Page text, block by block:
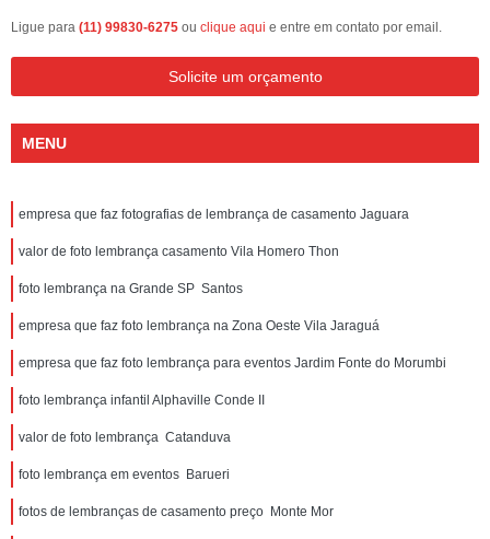
Ligue para (11) 99830-6275 ou clique aqui e entre em contato por email.
Solicite um orçamento
MENU
empresa que faz fotografias de lembrança de casamento Jaguara
valor de foto lembrança casamento Vila Homero Thon
foto lembrança na Grande SP Santos
empresa que faz foto lembrança na Zona Oeste Vila Jaraguá
empresa que faz foto lembrança para eventos Jardim Fonte do Morumbi
foto lembrança infantil Alphaville Conde II
valor de foto lembrança Catanduva
foto lembrança em eventos Barueri
fotos de lembranças de casamento preço Monte Mor